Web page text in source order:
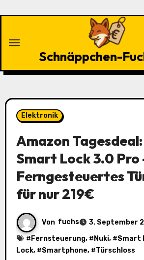
Schnäppchen-
Elektronik
Amazon
Smart Lock 3.0 Pro
Ferngesteuertes
für nur 219€
Von fuchs
3. September
# Fernsteuerung, # Nuki, #Smart
Lock, #Smartphone, #Türschloss